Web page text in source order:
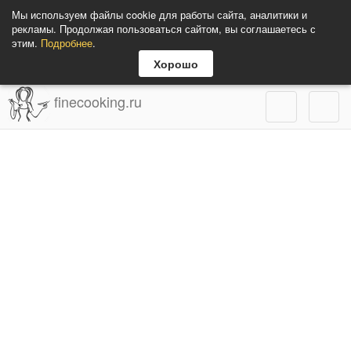
Мы используем файлы cookie для работы сайта, аналитики и
рекламы. Продолжая пользоваться сайтом, вы соглашаетесь с
этим. Подробнее.
Хорошо
finecooking.ru